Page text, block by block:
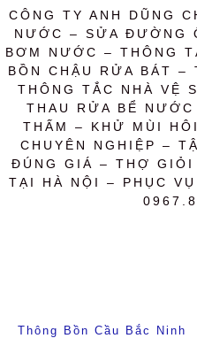
CÔNG TY ANH DŨNG
NƯỚC – SỬA ĐƯỜNG
BƠM NƯỚC – THÔNG
BỒN CHẬU RỬA BÁT –
THÔNG TẮC NHÀ VỆ
THAU RỬA BỂ
THẤM – KHỬ MÙI
CHUYÊN NGHIỆP –
ĐÚNG GIÁ – THỢ GIỎI
TẠI HÀ NỘI – PHỤC
Thông Bồn Cầu Bắc Ninh